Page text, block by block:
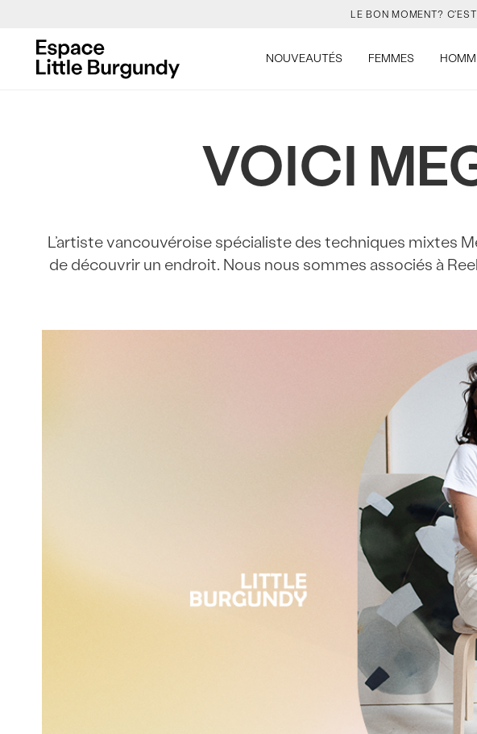
TON NOUVEAU SAC
LES NOUVELLES COULEURS DE
TON NOUVEAU SAC
NOUVEAUTÉS FEMMES
VOICI
L’artiste vancouvéroise spécialiste des techniques mixtes
de découvrir un endroit. Nous nous sommes associés à